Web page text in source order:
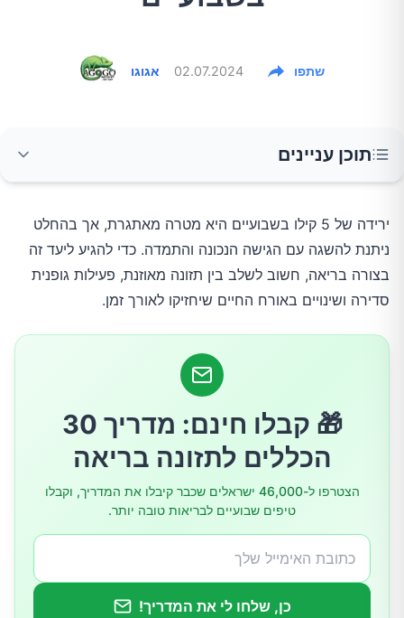
אגוגו 02.07.2024 שתפו
תוכן עניינים
1. צמצום מבוקר של צריכת הקלוריות
2. זוזו יותר
לסיכום
ירידה של 5 קילו בשבועיים היא מטרה מאתגרת, אך בהחלט
ניתנת להשגה עם הגישה הנכונה והתמדה. כדי להגיע ליעד זה
בצורה בריאה, חשוב לשלב בין תזונה מאוזנת, פעילות גופנית
סדירה ושינויים באורח החיים שיחזיקו לאורך זמן.
🎁 קבלו חינם: מדריך 30
הכללים לתזונה בריאה
הצטרפו ל-46,000 ישראלים שכבר קיבלו את המדריך, וקבלו
טיפים שבועיים לבריאות טובה יותר.
כן, שלחו לי את המדריך!